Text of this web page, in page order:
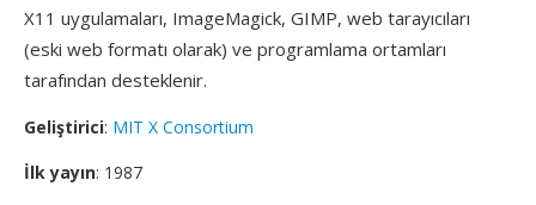
X11 uygulamaları, ImageMagick, GIMP, web tarayıcıları
(eski web formatı olarak) ve programlama ortamları
tarafından desteklenir.
Geliştirici: MIT X Consortium
İlk yayın: 1987